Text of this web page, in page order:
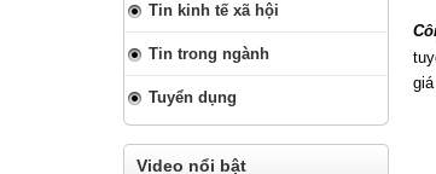
Tin kinh tế xã hội
Tin trong ngành
Tuyển dụng
Video nổi bật